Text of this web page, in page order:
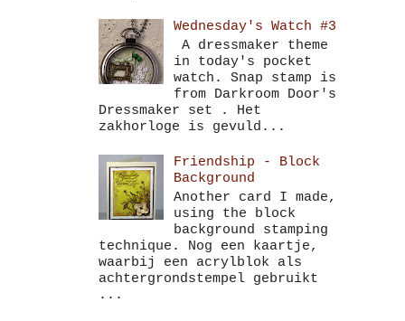
Wednesday's Watch #3
A dressmaker theme
in today's pocket
watch. Snap stamp is
from Darkroom Door's
Dressmaker set . Het
zakhorloge is gevuld...
Friendship - Block
Background
Another card I made,
using the block
background stamping
technique. Nog een kaartje,
waarbij een acrylblok als
achtergrondstempel gebruikt
...